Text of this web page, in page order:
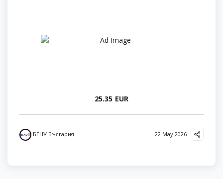
25.35 EUR
БЕНУ България 22 May 2026